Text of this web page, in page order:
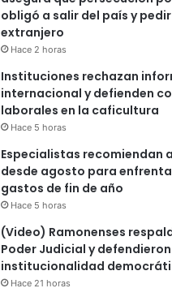
obligó a salir del país y
extranjero
Hace 2 horas
Instituciones rechazan
internacional y defienden
laborales en la caficultura
Hace 5 horas
Especialistas recomiendan
desde agosto para
gastos de fin de año
Hace 5 horas
(Video) Ramonenses
Poder Judicial y
institucionalidad
Hace 21 horas